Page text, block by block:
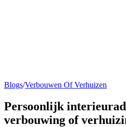
Blogs/Verbouwen Of Verhuizen
Persoonlijk
verbouwing of